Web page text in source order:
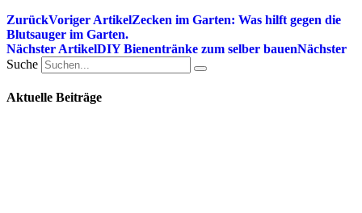
ZurückVoriger ArtikelZecken im Garten: Was hilft gegen die
Blutsauger im Garten.
Nächster ArtikelDIY Bienentränke zum selber bauenNächster
Suche
Aktuelle Beiträge